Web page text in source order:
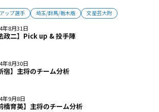
ップ選手 埼玉/群馬/栃木版 文星芸大附
年8月31日
政二】Pick up & 投手陣
年8月30日
宿】主将のチーム分析
年9月8日
橋育英】主将のチーム分析